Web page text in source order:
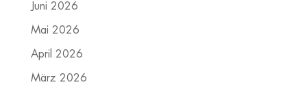
Juni 2026
Mai 2026
April 2026
März 2026